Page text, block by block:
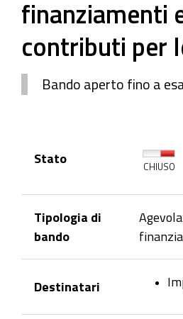
finanziamenti
contributi per
Bando aperto fino a
Stato
CHIUSO
Tipologia di
bando
Destinatari